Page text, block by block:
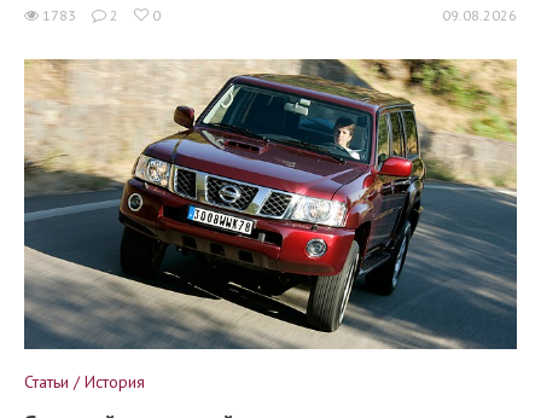
1783 2 0 09.08.2026
Статьи / История